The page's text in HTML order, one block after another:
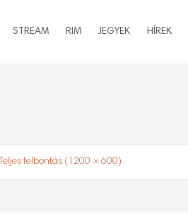
STREAM RIM JEGYEK HÍREK
Teljes felbontás (1200 × 600)